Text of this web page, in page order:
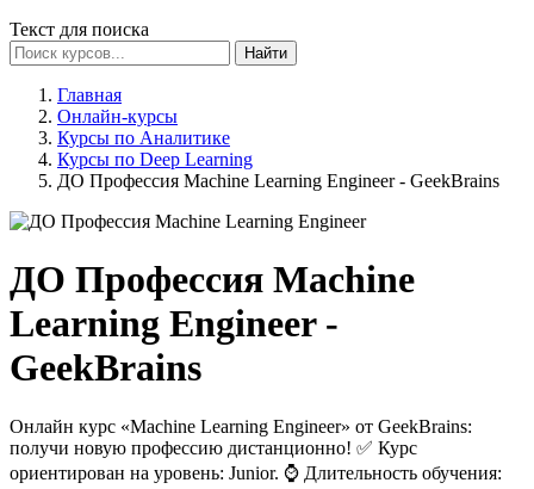
Текст для поиска
Найти
Главная
Онлайн-курсы
Курсы по Аналитике
Курсы по Deep Learning
ДО Профессия Machine Learning Engineer - GeekBrains
ДО Профессия Machine
Learning Engineer -
GeekBrains
Онлайн курс «Machine Learning Engineer» от GeekBrains:
получи новую профессию дистанционно! ✅ Курс
ориентирован на уровень: Junior. ⌚ Длительность обучения: